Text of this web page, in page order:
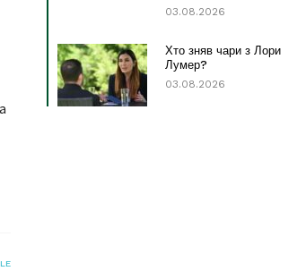
03.08.2026
Хто зняв чари з Лори
Лумер?
03.08.2026